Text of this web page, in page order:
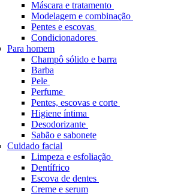
Máscara e tratamento
Modelagem e combinação
Pentes e escovas
Condicionadores
Para homem
Champô sólido e barra
Barba
Pele
Perfume
Pentes, escovas e corte
Higiene íntima
Desodorizante
Sabão e sabonete
Cuidado facial
Limpeza e esfoliação
Dentífrico
Escova de dentes
Creme e serum